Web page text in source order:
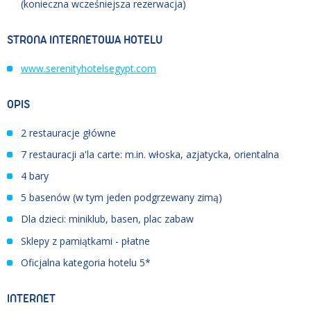
(konieczna wcześniejsza rezerwacja)
STRONA INTERNETOWA HOTELU
www.serenityhotelsegypt.com
OPIS
2 restauracje główne
7 restauracji a'la carte: m.in. włoska, azjatycka, orientalna
4 bary
5 basenów (w tym jeden podgrzewany zimą)
Dla dzieci: miniklub, basen, plac zabaw
Sklepy z pamiątkami - płatne
Oficjalna kategoria hotelu 5*
INTERNET